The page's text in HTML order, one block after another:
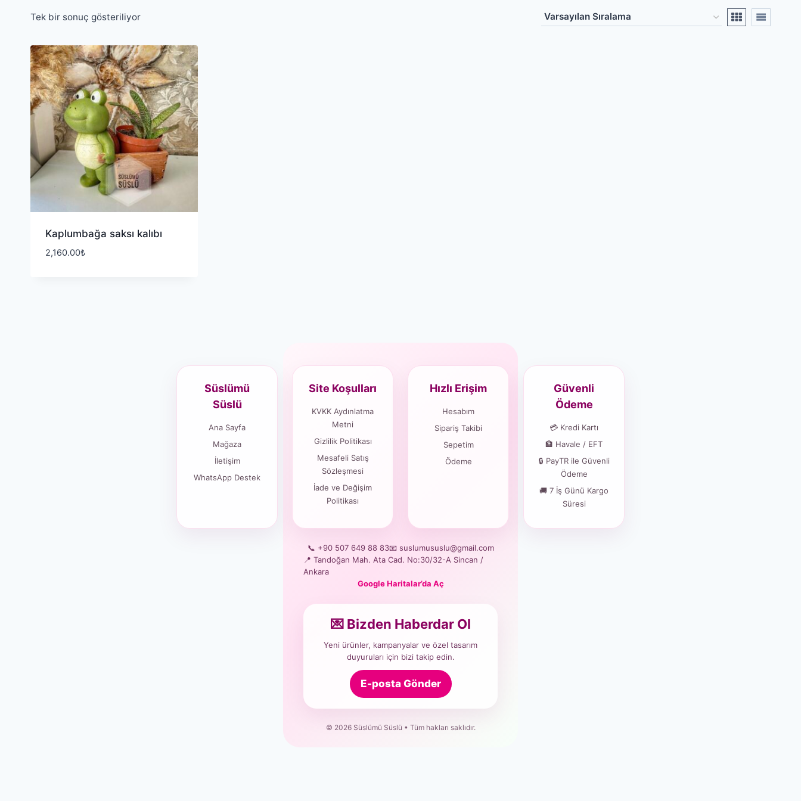
Tek bir sonuç gösteriliyor
Kaplumbağa saksı kalıbı
2,160.00₺
Süslümü
Süslü
Ana Sayfa
Mağaza
İletişim
WhatsApp Destek
Site Koşulları
KVKK Aydınlatma
Metni
Gizlilik Politikası
Mesafeli Satış
Sözleşmesi
İade ve Değişim
Politikası
Hızlı Erişim
Hesabım
Sipariş Takibi
Sepetim
Ödeme
Güvenli
Ödeme
💳 Kredi Kartı
🏦 Havale / EFT
🔒 PayTR ile Güvenli
Ödeme
🚚 7 İş Günü Kargo
Süresi
📞 +90 507 649 88 83📧 suslumususlu@gmail.com
📍 Tandoğan Mah. Ata Cad. No:30/32-A Sincan /
Ankara
Google Haritalar’da Aç
💌 Bizden Haberdar Ol
Yeni ürünler, kampanyalar ve özel tasarım
duyuruları için bizi takip edin.
E-posta Gönder
© 2026 Süslümü Süslü • Tüm hakları saklıdır.